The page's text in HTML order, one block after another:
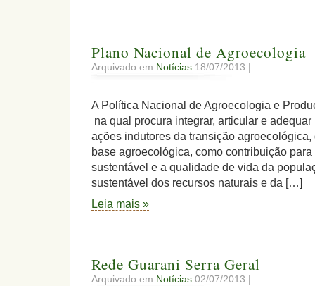
Plano Nacional de Agroecologia
Arquivado em Notícias 18/07/2013 |
A Política Nacional de Agroecologia e
na qual procura integrar, articular e
ações indutores da transição
base agroecológica, como contribuição
sustentável e a qualidade de vida da
sustentável dos recursos naturais e da […]
Leia mais »
Rede Guarani Serra Geral
Arquivado em Notícias 02/07/2013 |